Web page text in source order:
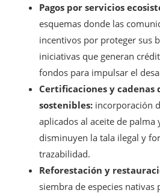
Pagos por servicios
esquemas donde las
incentivos por proteger sus
iniciativas que generan
fondos para impulsar el
Certificaciones y cadenas
sostenibles: incorporación
aplicados al aceite de palma
disminuyen la tala ilegal y
trazabilidad.
Reforestación y
siembra de especies nativas